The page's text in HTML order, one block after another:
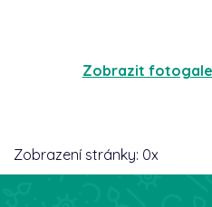
Zobrazit
Zobrazení stránky: 0x